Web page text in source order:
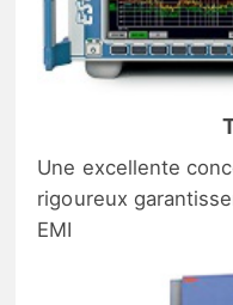
Une excellente
rigoureux
EMI